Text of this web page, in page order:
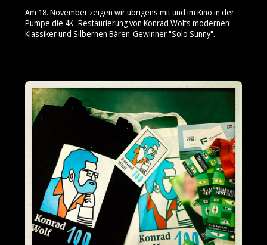
Am 18. November zeigen wir übrigens mit und im Kino in der
Pumpe die 4K- Restaurierung von Konrad Wolfs modernen
Klassiker und Silbernen Bären-Gewinner "Solo Sunny".